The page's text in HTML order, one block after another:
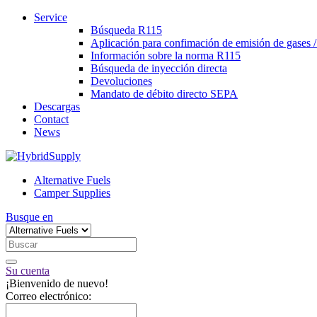
Service
Búsqueda R115
Aplicación para confimación de emisión de gases
Información sobre la norma R115
Búsqueda de inyección directa
Devoluciones
Mandato de débito directo SEPA
Descargas
Contact
News
Alternative Fuels
Camper Supplies
Busque en
Su cuenta
¡Bienvenido de nuevo!
Correo electrónico: